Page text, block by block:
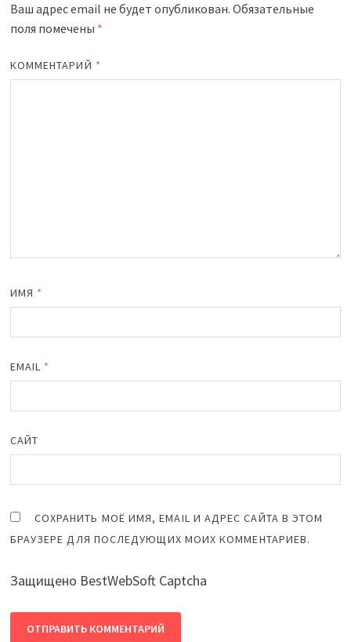
Ваш адрес email не будет опубликован. Обязательные
поля помечены *
КОММЕНТАРИЙ *
ИМЯ *
EMAIL *
САЙТ
СОХРАНИТЬ МОЁ ИМЯ, EMAIL И АДРЕС САЙТА В ЭТОМ
БРАУЗЕРЕ ДЛЯ ПОСЛЕДУЮЩИХ МОИХ КОММЕНТАРИЕВ.
Защищено BestWebSoft Captcha